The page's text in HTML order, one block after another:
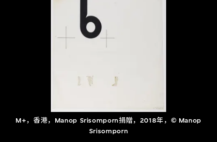
M+，香港，Manop Srisomporn捐贈，2018年，© Manop
Srisomporn
关于M+藏品